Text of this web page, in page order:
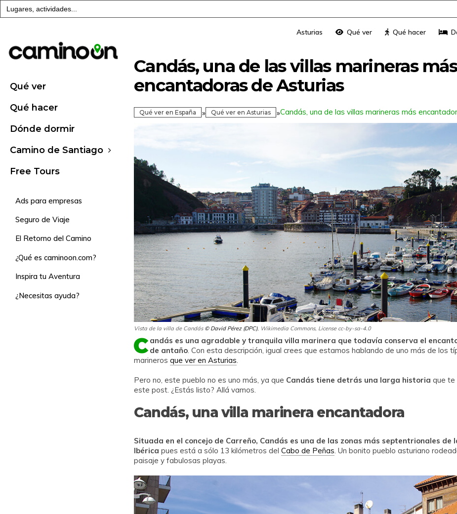
Buscar:
Qué ver
Qué hacer
Dónde dormir
Camino de Santiago
Free Tours
Ads para empresas
Seguro de Viaje
El Retorno del Camino
¿Qué es caminoon.com?
Inspira tu Aventura
¿Necesitas ayuda?
Asturias Qué ver Qué hacer
Candás, una de las villas marineras más
encantadoras de Asturias
Qué ver en España » Qué ver en Asturias »Candás, una de las villas marineras más
Vista de la villa de Candás © David Pérez (DPC), Wikimedia Commons, License cc-by-sa-4.0
C andás es una agradable y tranquila villa marinera que todavía conserva el
de antaño. Con esta descripción, igual crees que estamos hablando de uno más de los
marineros que ver en Asturias.
Pero no, este pueblo no es uno más, ya que Candás tiene detrás una larga historia que te
este post. ¿Estás listo? Allá vamos.
Candás, una villa marinera encantadora
Situada en el concejo de Carreño, Candás es una de las zonas más septentrionales de
Ibérica pues está a sólo 13 kilómetros del Cabo de Peñas. Un bonito pueblo asturiano
paisaje y fabulosas playas.